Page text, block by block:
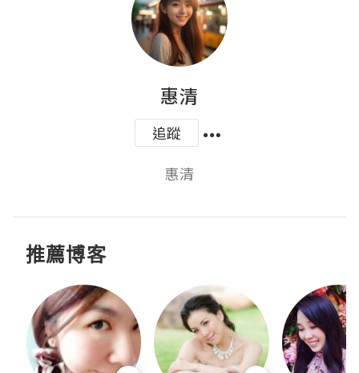
惠清
追蹤
惠清
推薦博客